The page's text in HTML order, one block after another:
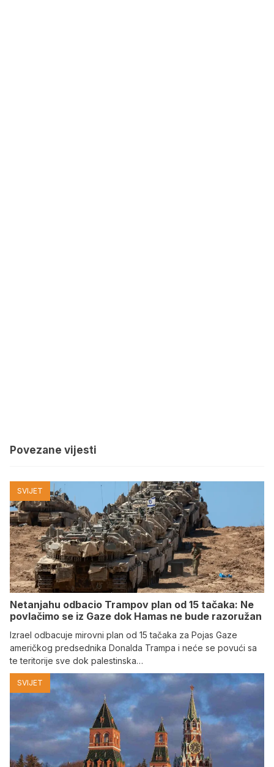
Povezane vijesti
SVIJET
Netanjahu odbacio Trampov plan od 15 tačaka: Ne
povlačimo se iz Gaze dok Hamas ne bude razoružan
Izrael odbacuje mirovni plan od 15 tačaka za Pojas Gaze
američkog predsednika Donalda Trampa i neće se povući sa
te teritorije sve dok palestinska…
SVIJET